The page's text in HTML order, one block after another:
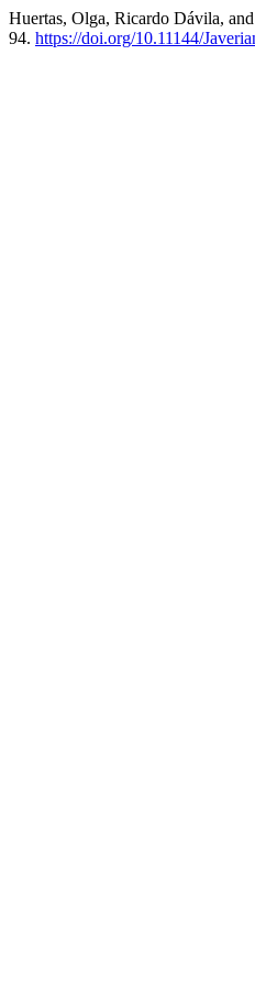
Huertas, Olga, Ricardo Dávila,
94. https://doi.org/10.11144/